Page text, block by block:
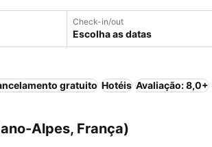
Check-in/out
Escolha as datas
gratuito Hotéis Avaliação: 8,0+
Alpes, França)